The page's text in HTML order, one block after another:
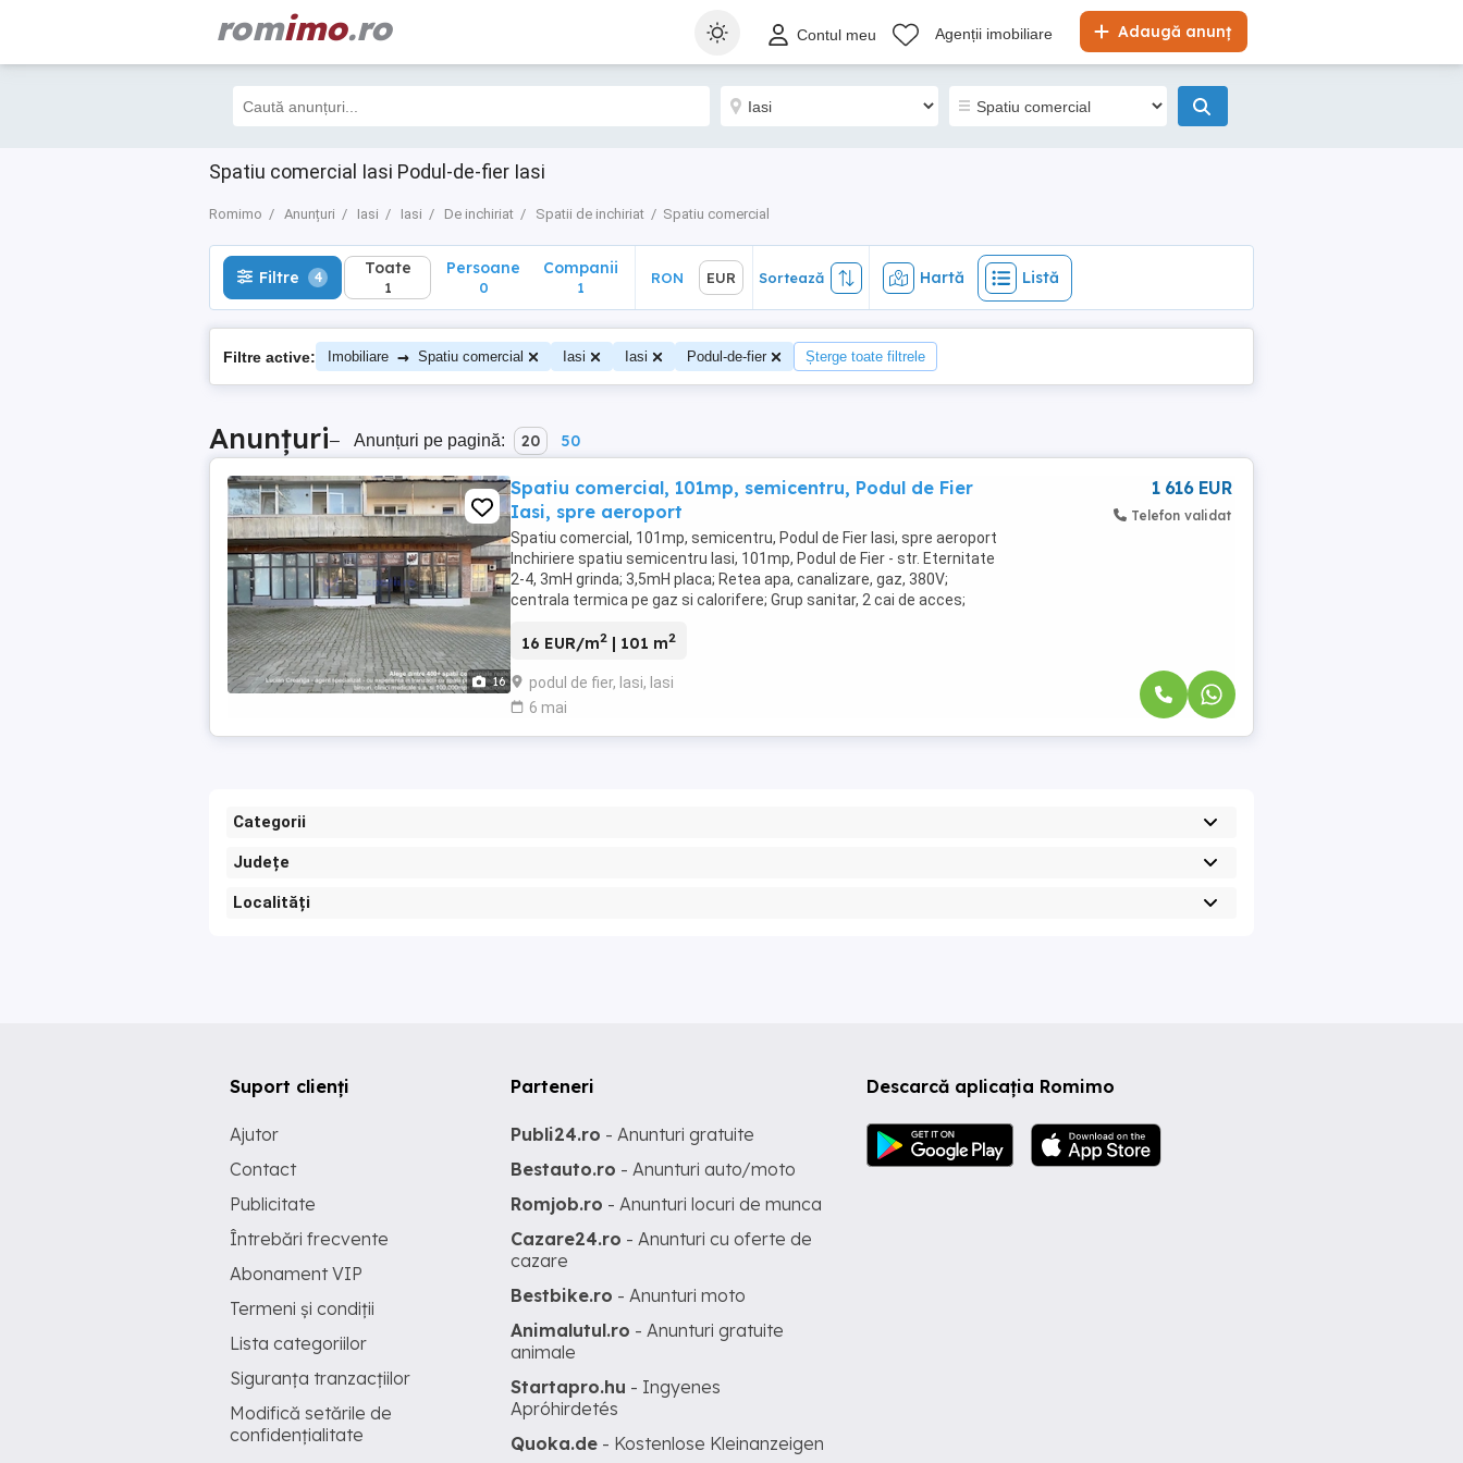
romimo.ro Adaugă anunț
Contul meu Agenții imobiliare
Spatiu comercial Iasi Podul-de-fier Iasi
Romimo Anunțuri Iasi Iasi De inchiriat Spatii de inchiriat Spatiu comercial
Filtre 4 Toate
1
EUR Sortează Hartă Listă
Filtre 4 Toate
1
Persoane
0
Companii
1
RON EUR Sortează Hartă Listă
Filtre active: Imobiliare → Spatiu comercial Iasi Iasi Podul-de-fier Șterge toate filtrele
Anunțuri– Anunțuri pe pagină: 20 50
16
Spatiu comercial, 101mp, semicentru, Podul de Fier
Iasi, spre aeroport
Spatiu comercial, 101mp, semicentru, Podul de Fier Iasi, spre aeroport
Inchiriere spatiu semicentru Iasi, 101mp, Podul de Fier - str. Eternitate
2-4, 3mH grinda; 3,5mH placa; Retea apa, canalizare, gaz, 380V;
centrala termica pe gaz si calorifere; Grup sanitar, 2 cai de acces;
16 EUR/m2 | 101 m2
podul de fier, Iasi, Iasi
6 mai
1 616 EUR
Telefon validat
Categorii
Județe
Localități
Descarcă aplicația Romimo
Suport clienți
Ajutor
Contact
Publicitate
Întrebări frecvente
Abonament VIP
Termeni și condiții
Lista categoriilor
Siguranța tranzacțiilor
Modifică setările de
confidențialitate
Parteneri
Publi24.ro - Anunturi gratuite
Bestauto.ro - Anunturi auto/moto
Romjob.ro - Anunturi locuri de munca
Cazare24.ro - Anunturi cu oferte de
cazare
Bestbike.ro - Anunturi moto
Animalutul.ro - Anunturi gratuite
animale
Startapro.hu - Ingyenes
Apróhirdetés
Quoka.de - Kostenlose Kleinanzeigen